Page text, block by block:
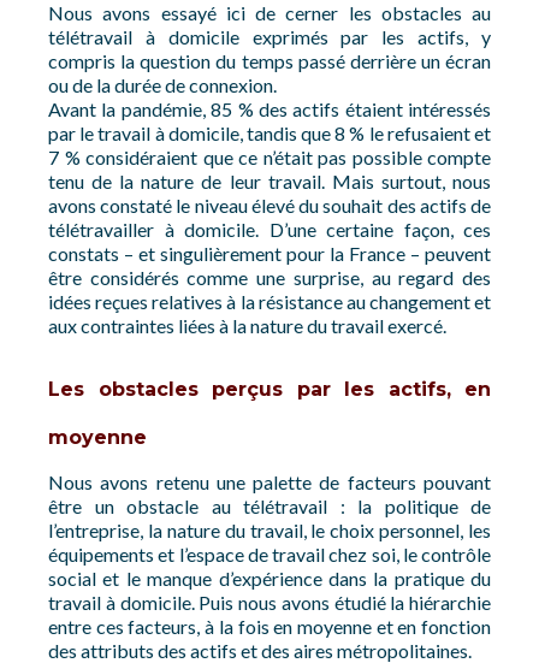
Nous avons essayé ici de cerner les obstacles au
télétravail à domicile exprimés par les actifs, y
compris la question du temps passé derrière un écran
ou de la durée de connexion.
Avant la pandémie, 85 % des actifs étaient intéressés
par le travail à domicile, tandis que 8 % le refusaient et
7 % considéraient que ce n’était pas possible compte
tenu de la nature de leur travail. Mais surtout, nous
avons constaté le niveau élevé du souhait des actifs de
télétravailler à domicile. D’une certaine façon, ces
constats – et singulièrement pour la France – peuvent
être considérés comme une surprise, au regard des
idées reçues relatives à la résistance au changement et
aux contraintes liées à la nature du travail exercé.
Les obstacles perçus par les actifs, en
moyenne
Nous avons retenu une palette de facteurs pouvant
être un obstacle au télétravail : la politique de
l’entreprise, la nature du travail, le choix personnel, les
équipements et l’espace de travail chez soi, le contrôle
social et le manque d’expérience dans la pratique du
travail à domicile. Puis nous avons étudié la hiérarchie
entre ces facteurs, à la fois en moyenne et en fonction
des attributs des actifs et des aires métropolitaines.